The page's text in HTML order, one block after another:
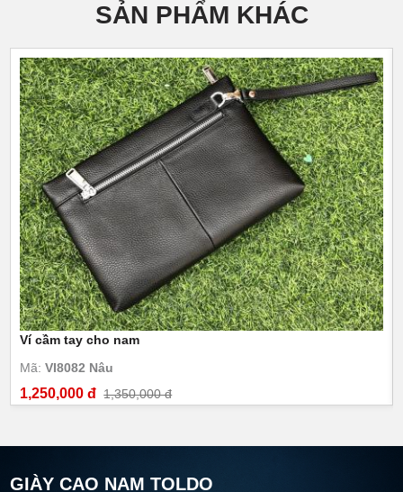
SẢN PHẨM KHÁC
Ví cầm tay cho nam
Mã:VI8082 Nâu
1,250,000 đ 1,350,000 đ
GIÀY CAO NAM TOLDO